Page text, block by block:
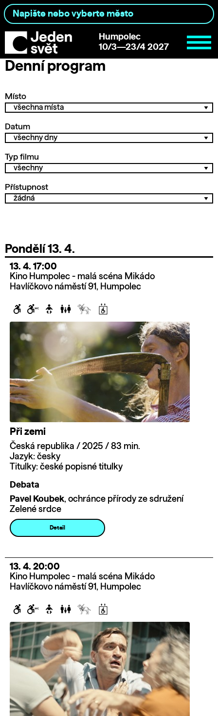
Humpolec
10/3—23/4 2027
Denní program
Místo
Datum
Typ filmu
Přístupnost
Pondělí 13. 4.
13. 4. 17:00
Kino Humpolec - malá scéna Mikádo
Havlíčkovo náměstí 91, Humpolec
Při zemi
Česká republika / 2025 / 83 min.
Jazyk: česky
Titulky: české popisné titulky
Debata
Pavel Koubek, ochránce přírody ze sdružení
Zelené srdce
Detail
13. 4. 20:00
Kino Humpolec - malá scéna Mikádo
Havlíčkovo náměstí 91, Humpolec